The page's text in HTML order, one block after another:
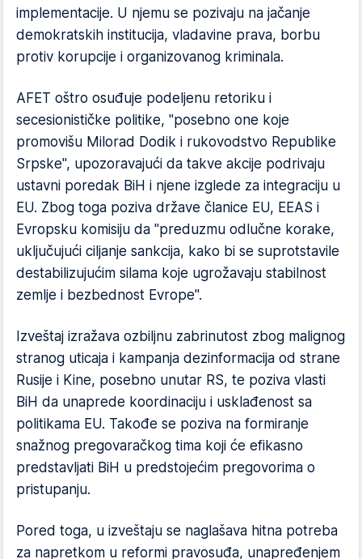
implementacije. U njemu se pozivaju na jačanje
demokratskih institucija, vladavine prava, borbu
protiv korupcije i organizovanog kriminala.
AFET oštro osuđuje podeljenu retoriku i
secesionističke politike, "posebno one koje
promovišu Milorad Dodik i rukovodstvo Republike
Srpske", upozoravajući da takve akcije podrivaju
ustavni poredak BiH i njene izglede za integraciju u
EU. Zbog toga poziva države članice EU, EEAS i
Evropsku komisiju da "preduzmu odlučne korake,
uključujući ciljanje sankcija, kako bi se suprotstavile
destabilizujućim silama koje ugrožavaju stabilnost
zemlje i bezbednost Evrope".
Izveštaj izražava ozbiljnu zabrinutost zbog malignog
stranog uticaja i kampanja dezinformacija od strane
Rusije i Kine, posebno unutar RS, te poziva vlasti
BiH da unaprede koordinaciju i usklađenost sa
politikama EU. Takođe se poziva na formiranje
snažnog pregovaračkog tima koji će efikasno
predstavljati BiH u predstojećim pregovorima o
pristupanju.
Pored toga, u izveštaju se naglašava hitna potreba
za napretkom u reformi pravosuđa, unapređenjem